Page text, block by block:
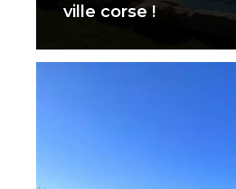
ville corse !